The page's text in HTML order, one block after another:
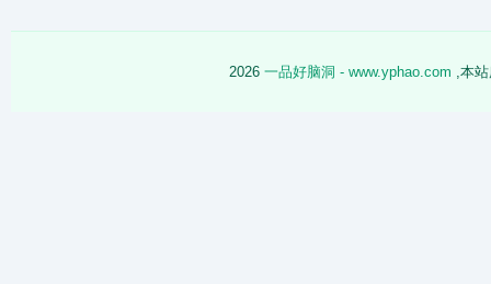
2026 一品好脑洞 - www.yphao.com ,本